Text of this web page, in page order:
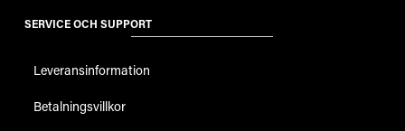
SERVICE OCH SUPPORT
Leveransinformation
Betalningsvillkor